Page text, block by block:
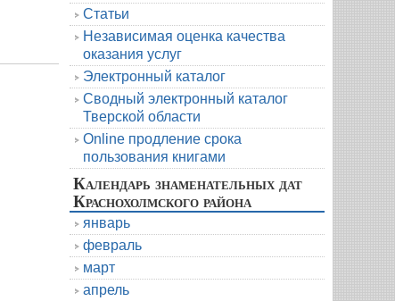
Статьи
Независимая оценка качества
оказания услуг
Электронный каталог
Сводный электронный каталог
Тверской области
Online продление срока
пользования книгами
Календарь знаменательных дат
Краснохолмского района
январь
февраль
март
апрель